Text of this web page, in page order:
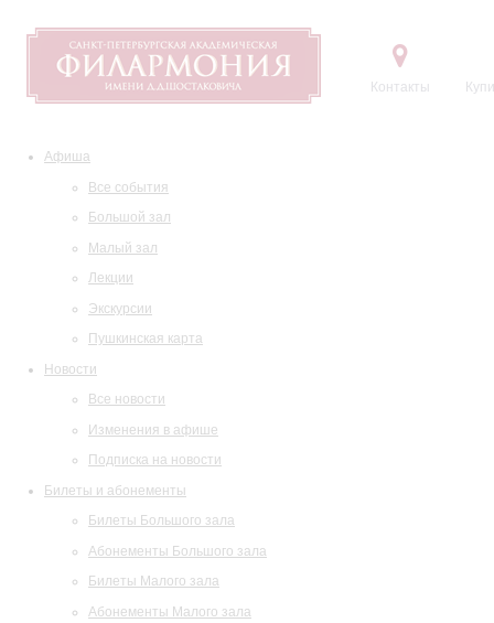
Контакты
Афиша
Все события
Большой зал
Малый зал
Лекции
Экскурсии
Пушкинская карта
Новости
Все новости
Изменения в афише
Подписка на новости
Билеты и абонементы
Билеты Большого зала
Абонементы Большого зала
Билеты Малого зала
Абонементы Малого зала